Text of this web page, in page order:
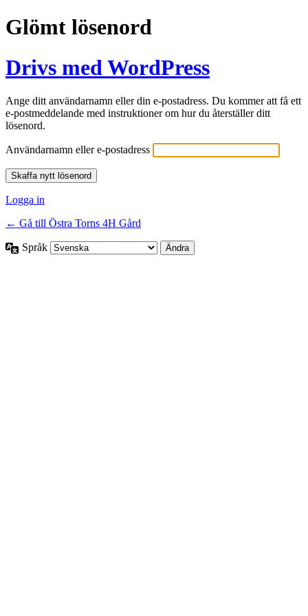
Glömt lösenord
Drivs med WordPress
Ange ditt användarnamn eller din e-postadress. Du kommer att få ett
e-postmeddelande med instruktioner om hur du återställer ditt
lösenord.
Användarnamn eller e-postadress
Logga in
← Gå till Östra Torns 4H Gård
Språk